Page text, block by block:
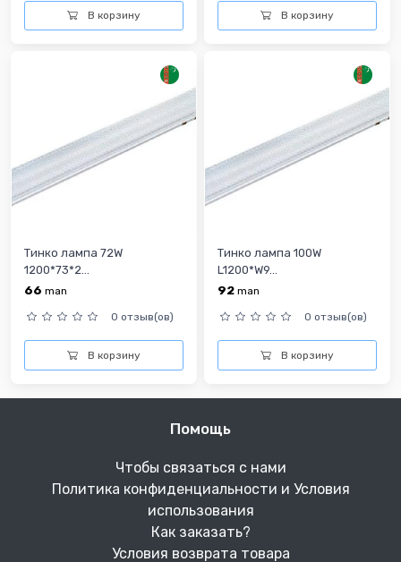
В корзину В корзину
Тинко лампа 72W
1200*73*2...
66 man
0 отзыв(ов)
В корзину
Тинко лампа 100W
L1200*W9...
92 man
0 отзыв(ов)
В корзину
Помощь
Чтобы связаться с нами
Политика конфиденциальности и Условия
использования
Как заказать?
Условия возврата товара